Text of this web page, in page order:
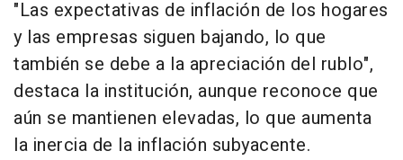
"Las expectativas de inflación de los hogares
y las empresas siguen bajando, lo que
también se debe a la apreciación del rublo",
destaca la institución, aunque reconoce que
aún se mantienen elevadas, lo que aumenta
la inercia de la inflación subyacente.